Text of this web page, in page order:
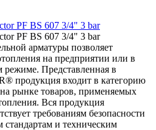
PF BS 607 3/4" 3 bar
PF BS 607 3/4" 3 bar
арматуры позволяет
на предприятии или в
режиме. Представленная в
продукция входит в категорию
рынке товаров, применяемых
Вся продукция
требованиям безопасности
стандартам и техническим